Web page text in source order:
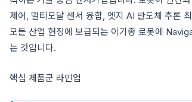
제어, 멀티모달 센서 융합, 엣지 AI 반도체 추론
모든 산업 현장에 보급되는 이기종 로봇에
는 것입니다.
핵심 제품군 라인업